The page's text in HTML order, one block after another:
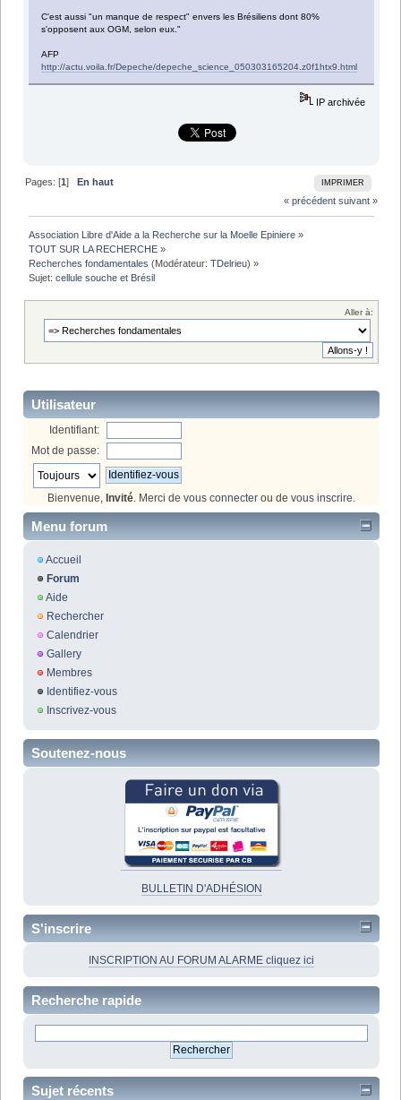
C'est aussi "un manque de respect" envers les Brésiliens dont 80%
s'opposent aux OGM, selon eux."
AFP
http://actu.voila.fr/Depeche/depeche_science_050303165204.z0f1htx9.html
IP archivée
IMPRIMER
Pages: [1]En haut
« précédent suivant »
Association Libre d'Aide a la Recherche sur la Moelle Epiniere »
TOUT SUR LA RECHERCHE »
Recherches fondamentales (Modérateur:TDelrieu) »
Sujet:cellule souche et Brésil
Aller à:
Utilisateur
Identifiant:
Mot de passe:
Bienvenue, Invité . Merci de vous connecter ou de vous inscrire
Menu forum
Accueil
Forum
Aide
Rechercher
Calendrier
Gallery
Membres
Identifiez-vous
Inscrivez-vous
Soutenez-nous
BULLETIN D'ADHÉSION
S'inscrire
INSCRIPTION AU FORUM ALARME cliquez ici
Recherche rapide
Sujet récents